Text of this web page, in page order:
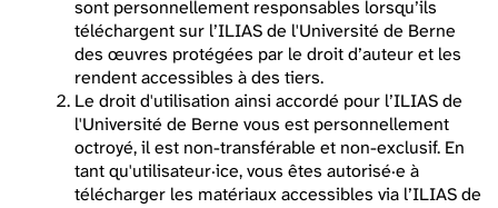
sont personnellement responsables lorsqu’ils
téléchargent sur l’ILIAS de l'Université de Berne
des œuvres protégées par le droit d’auteur et les
rendent accessibles à des tiers.
Le droit d'utilisation ainsi accordé pour l’ILIAS de
l'Université de Berne vous est personnellement
octroyé, il est non-transférable et non-exclusif. En
tant qu'utilisateur·ice, vous êtes autorisé·e à
télécharger les matériaux accessibles via l’ILIAS de